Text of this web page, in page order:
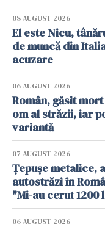
08 AUGUST 2026
El este Nicu,
de muncă din
acuzare
06 AUGUST 2026
Român, găsit
om al străzii, iar
variantă
07 AUGUST 2026
Țepușe metalice,
autostrăzi în
"Mi-au cerut 1200
06 AUGUST 2026